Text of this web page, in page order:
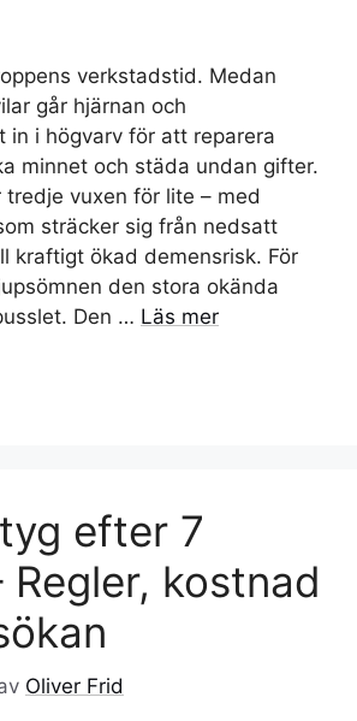
verkstadstid. Medan
går hjärnan och
in i högvarv för att reparera
minnet och städa undan gifter.
vuxen för lite – med
sträcker sig från nedsatt
kraftigt ökad demensrisk. För
den stora okända
Den … Läs mer
efter 7
Regler, kostnad
Oliver Frid